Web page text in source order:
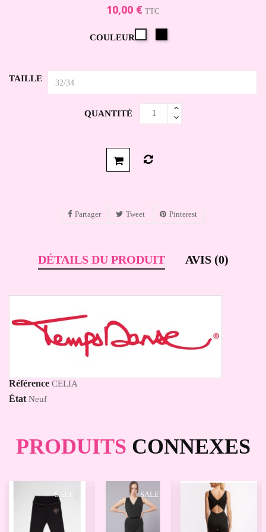
10,00 € TTC
COULEUR
TAILLE
QUANTITÉ
Partager Tweet Pinterest
DÉTAILS DU PRODUIT AVIS (0)
Référence CELIA
État Neuf
PRODUITS CONNEXES
SALE SALE